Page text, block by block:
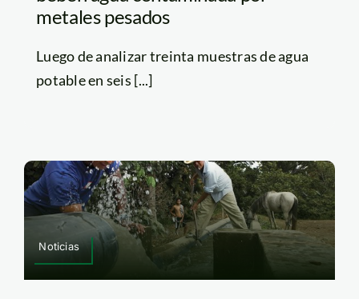
metales pesados
Luego de analizar treinta muestras de agua
potable en seis [...]
Noticias